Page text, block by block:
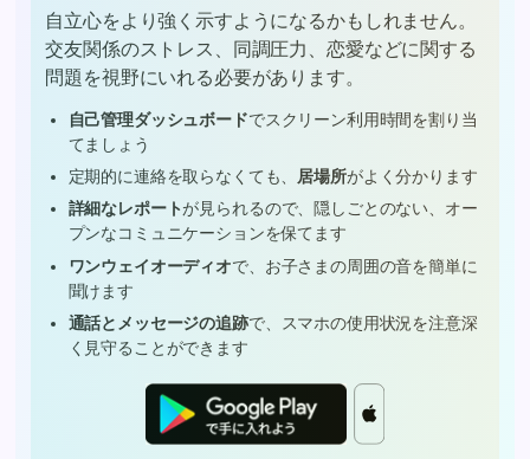
自立心をより強く示すようになるかもしれません。
交友関係のストレス、同調圧力、恋愛などに関する
問題を視野にいれる必要があります。
自己管理ダッシュボードでスクリーン利用時間を割り当
てましょう
定期的に連絡を取らなくても、
居場所がよく分かります
詳細なレポートが見られるので、隠しごとのない、オー
プンなコミュニケーションを保てます
ワンウェイオーディオで、お子さまの周囲の音を簡単に
聞けます
通話とメッセージの追跡で、スマホの使用状況を注意深
く見守ることができます